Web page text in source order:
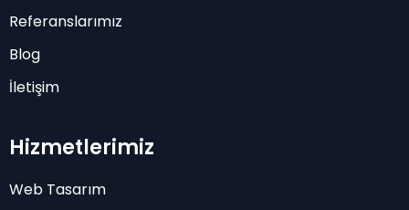
Referanslarımız
Blog
İletişim
Hizmetlerimiz
Web Tasarım